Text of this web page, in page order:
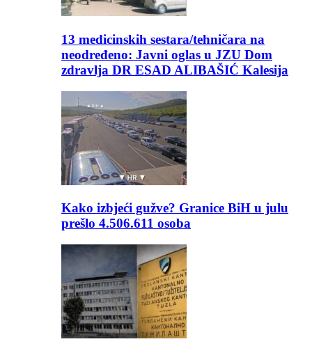
13 medicinskih sestara/tehničara na
neodređeno: Javni oglas u JZU Dom
zdravlja DR ESAD ALIBAŠIĆ Kalesija
Kako izbjeći gužve? Granice BiH u julu
prešlo 4.506.611 osoba